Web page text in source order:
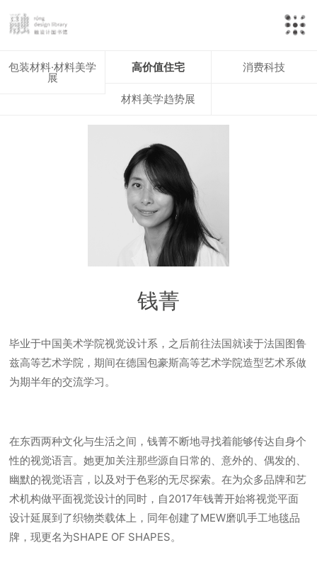
包装材料·材料美学
展
高价值住宅 消费科技
材料美学趋势展
钱菁
毕业于中国美术学院视觉设计系，之后前往法国就读于法国图鲁
兹高等艺术学院，期间在德国包豪斯高等艺术学院造型艺术系做
为期半年的交流学习。
在东西两种文化与生活之间，钱菁不断地寻找着能够传达自身个
性的视觉语言。她更加关注那些源自日常的、意外的、偶发的、
幽默的视觉语言，以及对于色彩的无尽探索。在为众多品牌和艺
术机构做平面视觉设计的同时，自2017年钱菁开始将视觉平面
设计延展到了织物类载体上，同年创建了MEW磨叽手工地毯品
牌，现更名为SHAPE OF SHAPES。